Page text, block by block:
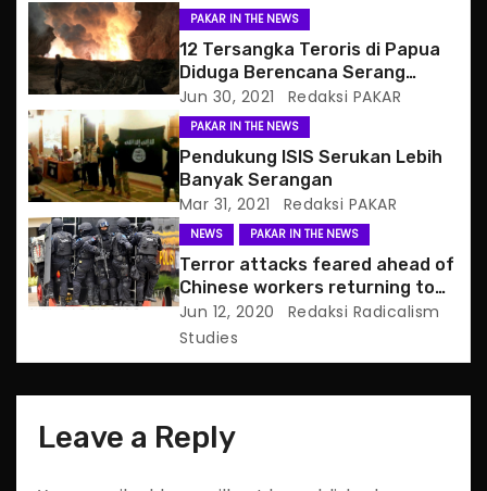
g
a
t
i
o
n
PAKAR IN THE NEWS
12 Tersangka Teroris di Papua
Diduga Berencana Serang
Uskup, Kantor Polisi
Jun 30, 2021 Redaksi PAKAR
PAKAR IN THE NEWS
Pendukung ISIS Serukan Lebih
Banyak Serangan
Mar 31, 2021 Redaksi PAKAR
NEWS PAKAR IN THE NEWS
Terror attacks feared ahead of
Chinese workers returning to
Indonesia
Jun 12, 2020
Redaksi Radicalism
Studies
Leave a Reply